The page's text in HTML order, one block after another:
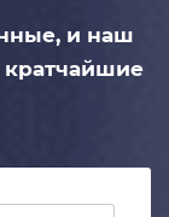
и наш
кратчайшие